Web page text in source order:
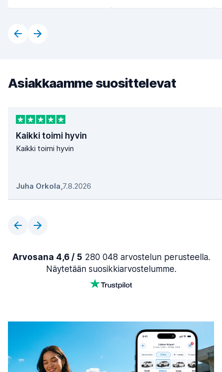
Asiakkaamme suosittelevat
Kaikki toimi hyvin
Kaikki toimi hyvin
Juha Orkola,7.8.2026
Arvosana 4,6 / 5 280 048 arvostelun perusteella.
Näytetään suosikkiarvostelumme.